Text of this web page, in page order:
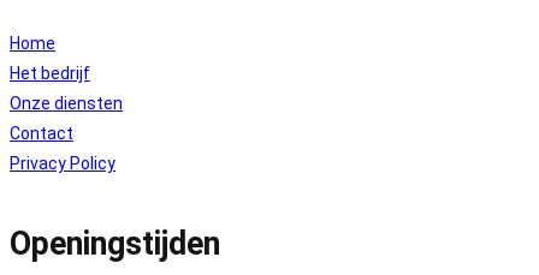
Home
Het bedrijf
Onze diensten
Contact
Privacy Policy
Openingstijden